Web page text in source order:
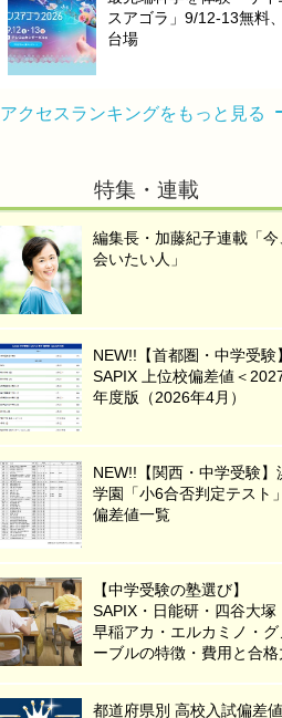
スアゴラ」9/12-13無料
台場
アクセスランキングをもっと見る
特集・連載
編集長・加藤紀子連載「今
会いたい人」
NEW!!【首都圏・中学受験】
SAPIX 上位校偏差値＜
年度版（2026年4月）
NEW!!【関西・中学受験】
学園「小6合否判定テスト」
偏差値一覧
【中学受験の塾選び】
SAPIX・日能研・四谷大塚
早稲アカ・エルカミノ・グ
ーブルの特徴・費用と合格
都道府県別 高校入試偏差